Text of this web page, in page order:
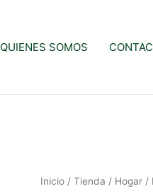
QUIENES SOMOS
Inicio / Tienda / Hogar /